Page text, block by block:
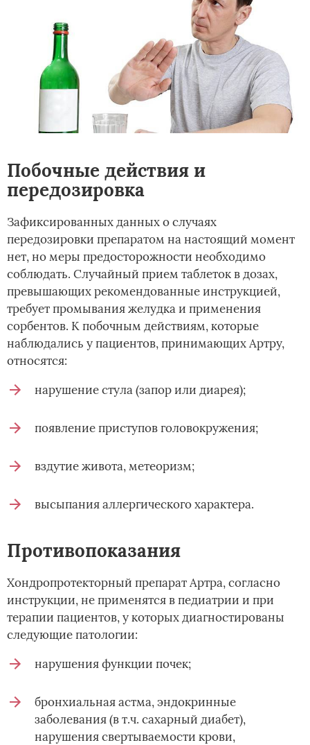
Побочные действия и
передозировка
Зафиксированных данных о случаях
передозировки препаратом на настоящий момент
нет, но меры предосторожности необходимо
соблюдать. Случайный прием таблеток в дозах,
превышающих рекомендованные инструкцией,
требует промывания желудка и применения
сорбентов. К побочным действиям, которые
наблюдались у пациентов, принимающих Артру,
относятся:
нарушение стула (запор или диарея);
появление приступов головокружения;
вздутие живота, метеоризм;
высыпания аллергического характера.
Противопоказания
Хондропротекторный препарат Артра, согласно
инструкции, не применятся в педиатрии и при
терапии пациентов, у которых диагностированы
следующие патологии:
нарушения функции почек;
бронхиальная астма, эндокринные
заболевания (в т.ч. сахарный диабет),
нарушения свертываемости крови,